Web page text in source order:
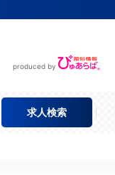
produced by
求人検索